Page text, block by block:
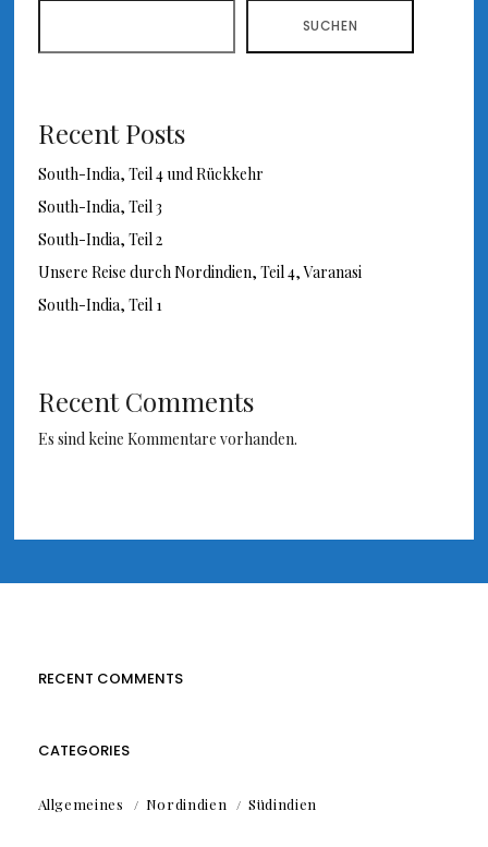
SUCHEN
Recent Posts
South-India, Teil 4 und Rückkehr
South-India, Teil 3
South-India, Teil 2
Unsere Reise durch Nordindien, Teil 4, Varanasi
South-India, Teil 1
Recent Comments
Es sind keine Kommentare vorhanden.
RECENT COMMENTS
CATEGORIES
Allgemeines Nordindien Südindien